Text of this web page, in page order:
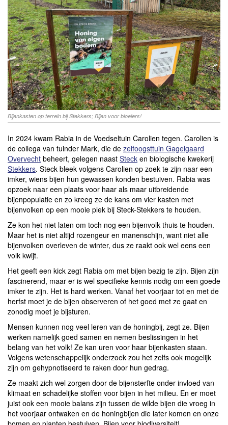
Bijenkasten op terrein bij Stekkers; Bijen voor bloeiers!
In 2024 kwam Rabia in de Voedseltuin Carolien tegen. Carolien is
de collega van tuinder Mark, die de zelfoogsttuin Gagelgaard
Overvecht beheert, gelegen naast Steck en biologische kwekerij
Stekkers. Steck bleek volgens Carolien op zoek te zijn naar een
imker, wiens bijen hun gewassen konden bestuiven. Rabia was
opzoek naar een plaats voor haar als maar uitbreidende
bijenpopulatie en zo kreeg ze de kans om vier kasten met
bijenvolken op een mooie plek bij Steck-Stekkers te houden.
Ze kon het niet laten om toch nog een bijenvolk thuis te houden.
Maar het is niet altijd rozengeur en manenschijn, want niet alle
bijenvolken overleven de winter, dus ze raakt ook wel eens een
volk kwijt.
Het geeft een kick zegt Rabia om met bijen bezig te zijn. Bijen zijn
fascinerend, maar er is wel specifieke kennis nodig om een goede
imker te zijn. Het is hard werken. Vanaf het voorjaar tot en met de
herfst moet je de bijen observeren of het goed met ze gaat en
zonodig moet je bijsturen.
Mensen kunnen nog veel leren van de honingbij, zegt ze. Bijen
werken namelijk goed samen en nemen beslissingen in het
belang van het volk! Ze kan uren voor haar bijenkasten staan.
Volgens wetenschappelijk onderzoek zou het zelfs ook mogelijk
zijn om gehypnotiseerd te raken door hun gedrag.
Ze maakt zich wel zorgen door de bijensterfte onder invloed van
klimaat en schadelijke stoffen voor bijen in het milieu. En er moet
juist ook een mooie balans zijn tussen de wilde bijen die vroeg in
het voorjaar ontwaken en de honingbijen die later komen en onze